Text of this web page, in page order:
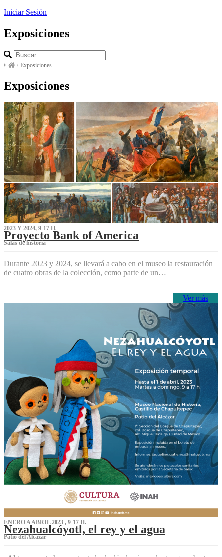
Iniciar Sesión
Exposiciones
/ Exposiciones
Exposiciones
2023 Y 2024, 9-17 H.
Proyecto Bank of America
S‌alas de historia
Durante 2023 y 2024, se llevará a cabo en el museo la restauración
de cuatro obras de la colección, como parte de un…
Ver más
ENERO A ABRIL 2023 , 9-17 H.
Nezahualcóyotl, el rey y el agua
Patio del Alcázar